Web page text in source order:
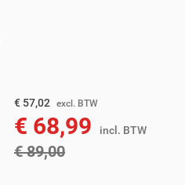
€ 57,02 excl. BTW
€ 73,55excl. BTW
€ 68,99 incl. BTW
€ 89,00incl. BTW